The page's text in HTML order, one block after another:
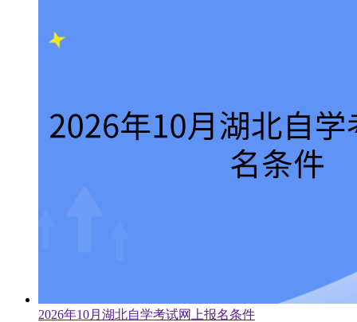
2026年10月湖北自学考试网上报名条件